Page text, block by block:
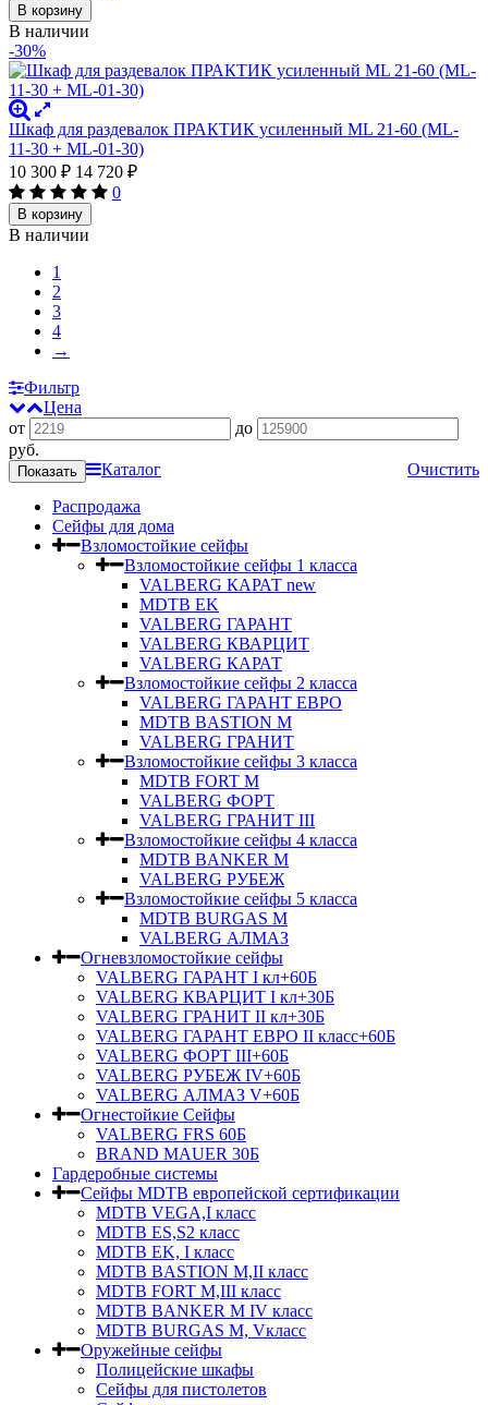
В корзину
В наличии
-30%
Шкаф для раздевалок ПРАКТИК усиленный ML 21-60 (ML-
11-30 + ML-01-30)
10 300 ₽ 14 720 ₽
0
В корзину
В наличии
1
2
3
4
→
Фильтр
Цена
от
до
руб.
Очистить
Каталог
Распродажа
Сейфы для дома
Взломостойкие сейфы
Взломостойкие сейфы 1 класса
VALBERG КАРАТ new
MDTB EK
VALBERG ГАРАНТ
VALBERG КВАРЦИТ
VALBERG КАРАТ
Взломостойкие сейфы 2 класса
VALBERG ГАРАНТ ЕВРО
MDTB BASTION M
VALBERG ГРАНИТ
Взломостойкие сейфы 3 класса
MDTB FORT M
VALBERG ФОРТ
VALBERG ГРАНИТ III
Взломостойкие сейфы 4 класса
MDTB BANKER M
VALBERG РУБЕЖ
Взломостойкие сейфы 5 класса
MDTB BURGAS M
VALBERG АЛМАЗ
Огневзломостойкие сейфы
VALBERG ГАРАНТ I кл+60Б
VALBERG КВАРЦИТ I кл+30Б
VALBERG ГРАНИТ II кл+30Б
VALBERG ГАРАНТ ЕВРО II класс+60Б
VALBERG ФОРТ III+60Б
VALBERG РУБЕЖ IV+60Б
VALBERG АЛМАЗ V+60Б
Огнестойкие Сейфы
VALBERG FRS 60Б
BRAND MAUER 30Б
Гардеробные системы
Сейфы MDTB европейской сертификации
MDTB VEGA,I класс
MDTB ES,S2 класс
MDTB EK, I класс
MDTB BASTION M,II класс
MDTB FORT M,III класс
MDTB BANKER M IV класс
MDTB BURGAS M, Vкласс
Оружейные сейфы
Полицейские шкафы
Сейфы для пистолетов